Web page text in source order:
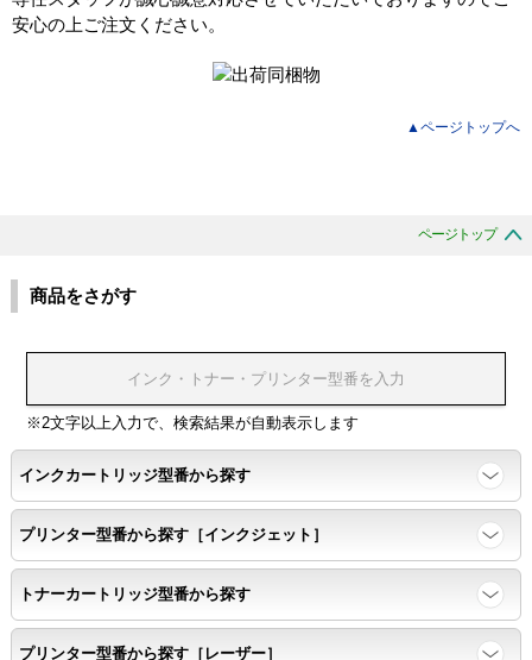
安心の上ご注文ください。
▲ページトップへ
ページトップ
商品をさがす
※2文字以上入力で、検索結果が自動表示します
インクカートリッジ型番から探す
プリンター型番から探す［インクジェット］
トナーカートリッジ型番から探す
プリンター型番から探す［レーザー］